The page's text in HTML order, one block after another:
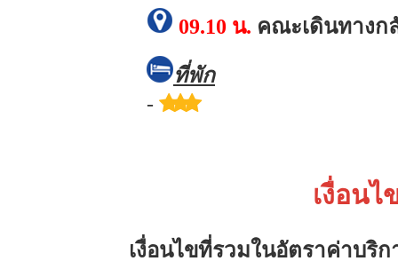
09.10 น. คณะเดินทางก
ที่พัก
-
เงื่อนไ
เงื่อนไขที่รวมในอัตราค่าบริก